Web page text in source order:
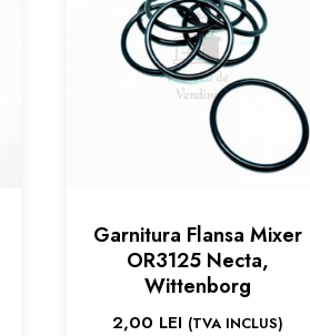
Garnitura Flansa Mixer
OR3125 Necta,
Wittenborg
2,00 LEI (TVA INCLUS)